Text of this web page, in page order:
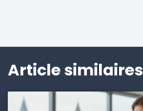
Article similaires